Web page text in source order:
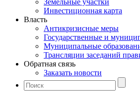
Земельные участки
Инвестиционная карта
Власть
Антикризисные меры
Государственные и
Муниципальные
Трансляции заседаний
Обратная связь
Заказать новости